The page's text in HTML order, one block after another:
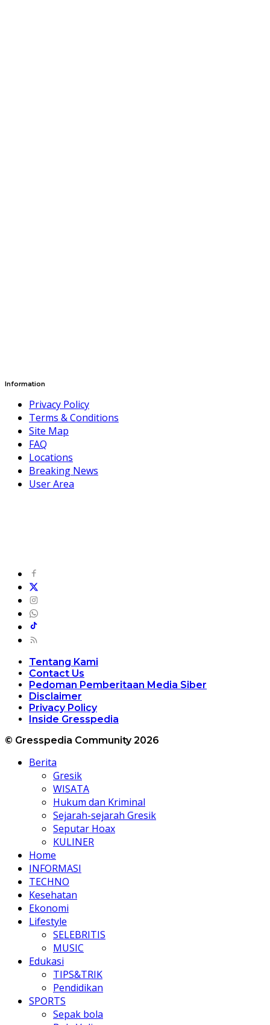
Information
Privacy Policy
Terms & Conditions
Site Map
FAQ
Locations
Breaking News
User Area
Tentang Kami
Contact Us
Pedoman Pemberitaan Media Siber
Disclaimer
Privacy Policy
Inside Gresspedia
© Gresspedia Community 2026
Berita
Gresik
WISATA
Hukum dan Kriminal
Sejarah-sejarah Gresik
Seputar Hoax
KULINER
Home
INFORMASI
TECHNO
Kesehatan
Ekonomi
Lifestyle
SELEBRITIS
MUSIC
Edukasi
TIPS&TRIK
Pendidikan
SPORTS
Sepak bola